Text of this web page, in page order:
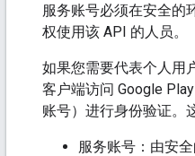
服务账号必须在安全的
权使用该 API 的人员。
如果您需要代表个人用
客户端访问 Google
账号）进行身份验证。
服务账号：由安